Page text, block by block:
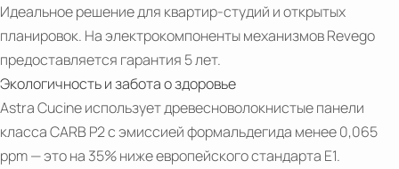
&
Charmat
Идеальное решение для квартир-студий и открытых
планировок. На электрокомпоненты механизмов Revego
предоставляется гарантия 5 лет.
Экологичность и забота о здоровье
Astra Cucine использует древесноволокнистые панели
класса CARB P2 с эмиссией формальдегида менее 0,065
ppm — это на 35% ниже европейского стандарта Е1.